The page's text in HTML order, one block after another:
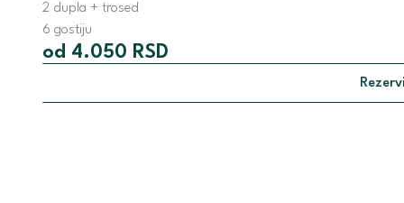
2 dupla + trosed
6 gostiju
od 4.050 RSD